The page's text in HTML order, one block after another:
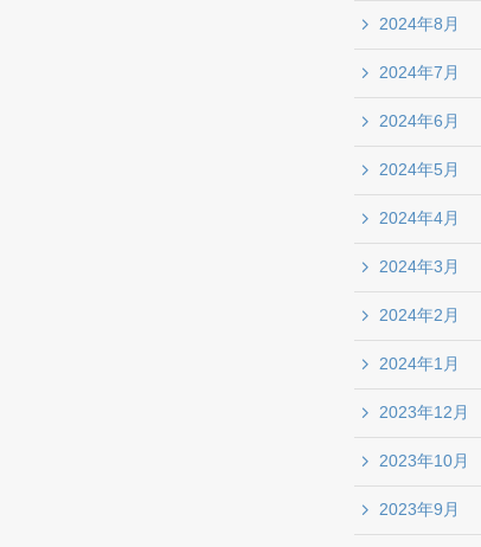
2024年8月
2024年7月
2024年6月
2024年5月
2024年4月
2024年3月
2024年2月
2024年1月
2023年12月
2023年10月
2023年9月